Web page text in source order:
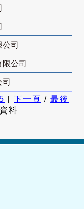
司
公司
[ 下一頁 / 最後
料